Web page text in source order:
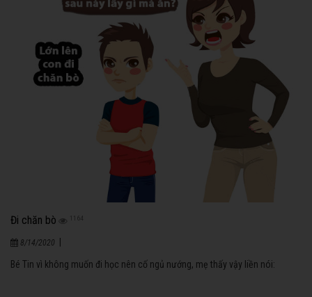
Đi chăn bò 1164
8/14/2020
Bé Tin vì không muốn đi học nên cố ngủ nướng, mẹ thấy vậy liền nói: